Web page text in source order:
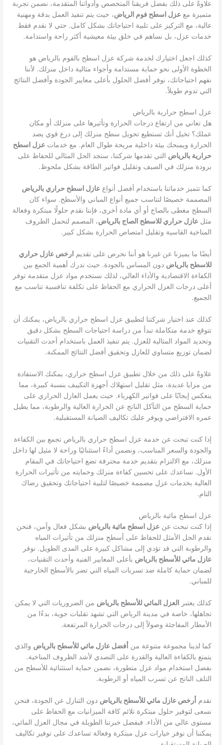
علاوةً على ذلك بفضل فريقنا المتخصص وأدواتنا المتقدمة، نضمن تجربة
متميزة مععزل اسطح فوم الرياض، حيث يتم تنفيذ العمل بدقة ومهنية
عالية، مع التركيز على تلبية احتياجاتك بشكل كامل. حتي لا نقدم فقط
خدمات عزل، بل نساهم في خلق بيئة معيشية أكثر راحة واستدامة.
كذلك اجعل اختيارك لخدمة شركة عزل اسطح بالفوم بالرياض هو
الخطوة الأولى نحو حماية مستدامة وأجواء مثالية داخل منزلك. لأننا
نفهم احتياجاتك، نوفر أفضل الحلول بأعلى معايير الجودة وأفضل النتائج
التي تدوم طويلاً.
عزل اسطح حرارية بالرياض
هل تعاني من ارتفاع درجات الحرارة وتأثيرها على منزلك أو مكان
عملك؟ تخيل أنك تستطيع تحويل سطح منزلك إلى درع قوي يصد
الحرارة ويمنحك بيئة داخلية مريحة طوال العام. مع خدماتعزل اسطح
حرارية بالرياض التي تقدمها شركتنا، ستجد الحل المثالي للحفاظ على
برودة منزلك في الصيف وتقليل فواتير الطاقة بشكل ملحوظ.
كما تتميز خدماتنا باستخدام أفضل أنواععازل اسطح حراري بالرياض
المصممة خصيصًا لتناسب جميع أنواع المباني والأسطح. سواء كان
السطح مغطى بالصاج أو أي مادة أخرى، فإننا نقدم حلولًا مبتكرة وفعالة
مثلعازل حراري للاسطح الصاج بالرياض، المصمم لتحمل الظروف
المناخية القاسية وتقليل امتصاص الحرارة بشكل كبير.
أيضًا ما يميزنا عن غيرنا هو أننا نحرص على تقديم ارخص عازل حراري
للاسطح بالرياض دون المساس بالجودة. حيث ندرك أهمية الجمع بين
الكفاءة الاقتصادية والأداء العالي، لذلك نستخدم مواد عزل متقدمة توفر
أعلى درجات العزل الحراري مع الحفاظ على تكلفة تنافسية تناسب مع
الجميع.
كذلك عند اختيار شركتنا لتطبيق عزل اسطح حراري بالرياض، يمكنك أن
تتوقع خدمة متكاملة تبدأ من دراسة احتياجات السطح بشكل دقيق
وتحديد المواد المثالية للعزل. يتم تنفيذ العمل باستخدام أحدث التقنيات
لضمان توزيع متساوي للعازل وتحقيق أفضل النتائج الممكنة.
علاوةً على ذلك من خلال تطبيق عزل اسطح حراري، يمكنك الاستفادة
من مزايا عديدة، مثل تقليل استهلاك أجهزة التكييف بنسبة كبيرة، مما
ينعكس إيجابًا على فواتير الكهرباء. حيث يعمل العازل الحراري على
حماية السطح من التآكل الناتج عن الحرارة العالية والرطوبة، مما يطيل
عمره الافتراضي ويوفر عليك تكاليف الصيانة المستقبلية.
إذا كنت تبحث عن خدمة عزل اسطح حراري بالرياض تجمع بين الكفاءة
والجودة والسعر المناسب، ونضمن أداءً استثنائيًا وراحة لا مثيل لها داخل
منزلك، مع الالتزام بتقديم خدمة محترفة تضع احتياجاتك في المقام
الأول. نساعدك على تحسين كفاءة منزلك وحمايته من تأثيرات الحرارة
العالية بخدمات عزل مصممة خصيصًا لتلبية احتياجاتك وتحقيق رضاك
التام.
عزل اسطح مائية بالرياض
إذا كنت تبحث عنعزل اسطح مائية بالرياض بشكل فعال وآمن، فنحن
نقدم الحل الأمثل للحفاظ على أسطح منزلك من تأثيرات المياه
والرطوبة التي قد تؤدي إلى مشاكل كبيرة على المدى الطويل. نوفر
عازل مائي للأسطح بالرياض بأعلى المعايير الفنية وأحدث التقنيات،
لضمان حماية كاملة ضد تسربات المياه التي تضر بالأسطح الخارجية
للمباني.
كذلك يعتبر العزل المائي للأسطح بالرياض من الضروريات التي لا يمكن
تجاهلها، خاصة في مدينة الرياض التي تشهد تقلبات جوية، بدءًا من
الأمطار المفاجئة وصولاً إلى درجات الحرارة المرتفعة.
كما لدينا مجموعة متنوعة من أفضل عازل مائي للأسطح بالرياض والذي
يتمتع بالكفاءة العالية والقدرة على التصدي لأشد الظروف المناخية.
بفضل استخدام مواد عزل متطورة، نضمن حماية استثنائية للأسطح من
التلف الناتج عن تسرب المياه أو الرطوبة.
نقدم أرخص عازل مائي للأسطح بالرياض دون التنازل عن الجودة، فنحن
نسعى لتوفير حلول مبتكرة تلائم كافة الميزانيات مع الحفاظ على
مستوى عالي من الأداء. فبفضل خبرتنا الطويلة في مجال العزل المائي،
يمكننا أن نوفر خيارات عزل مبتكرة وفعالة تساعدك على توفير تكاليف